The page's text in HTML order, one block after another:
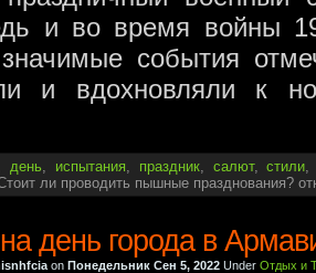
и во время войны
события
и вдохновляли к
день, испытания, праздник, салют,стили
ли проводить пышные празднования?
день города в
on Понедельник Сен 5, 2022 Under Отдых и